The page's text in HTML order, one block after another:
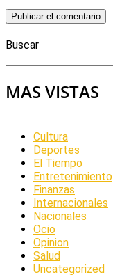
Buscar
MAS VISTAS
Cultura
Deportes
El Tiempo
Entretenimiento
Finanzas
Internacionales
Nacionales
Ocio
Opinion
Salud
Uncategorized